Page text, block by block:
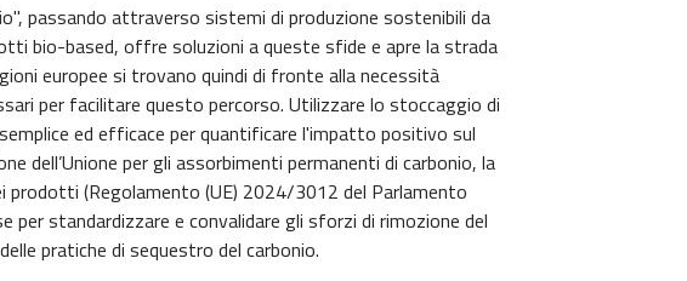
passando attraverso sistemi di produzione sostenibili da
bio-based, offre soluzioni a queste sfide e apre la strada
europee si trovano quindi di fronte alla necessità
per facilitare questo percorso. Utilizzare lo stoccaggio di
ed efficace per quantificare l'impatto positivo sul
dell’Unione per gli assorbimenti permanenti di carbonio, la
prodotti (Regolamento (UE) 2024/3012 del Parlamento
per standardizzare e convalidare gli sforzi di rimozione del
pratiche di sequestro del carbonio.